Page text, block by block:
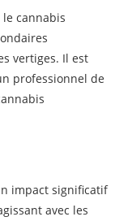
cannabis
vertiges. Il est
professionnel de
impact significatif
avec les